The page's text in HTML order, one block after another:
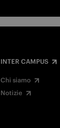
INTER CAMPUS
Chi siamo
Notizie